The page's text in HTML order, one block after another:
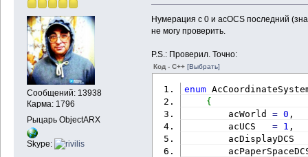
Сообщений: 13938
Карма: 1796
Рыцарь ObjectARX
Skype:
Нумерация с 0 и acOCS последний
не могу проверить.
P.S.: Проверил. Точно:
Код - C++ [Выбрать]
enum
{
acWorld = 0 ,
acUCS = 1 ,